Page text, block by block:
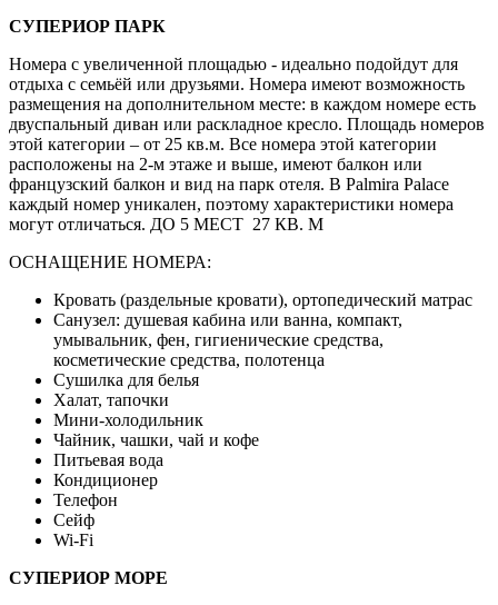
СУПЕРИОР ПАРК
Номера с увеличенной площадью - идеально подойдут для
отдыха с семьёй или друзьями. Номера имеют возможность
размещения на дополнительном месте: в каждом номере есть
двуспальный диван или раскладное кресло. Площадь номеров
этой категории – от 25 кв.м. Все номера этой категории
расположены на 2-м этаже и выше, имеют балкон или
французский балкон и вид на парк отеля. В Palmira Palace
каждый номер уникален, поэтому характеристики номера
могут отличаться. ДО 5 МЕСТ 27 КВ. М
ОСНАЩЕНИЕ НОМЕРА:
Кровать (раздельные кровати), ортопедический матрас
Санузел: душевая кабина или ванна, компакт,
умывальник, фен, гигиенические средства,
косметические средства, полотенца
Сушилка для белья
Халат, тапочки
Мини-холодильник
Чайник, чашки, чай и кофе
Питьевая вода
Кондиционер
Телефон
Сейф
Wi-Fi
СУПЕРИОР МОРЕ